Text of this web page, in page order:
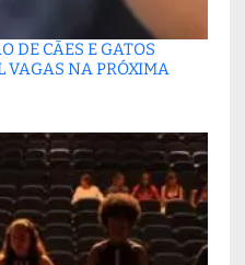
DE CÃES E GATOS
VAGAS NA PRÓXIMA